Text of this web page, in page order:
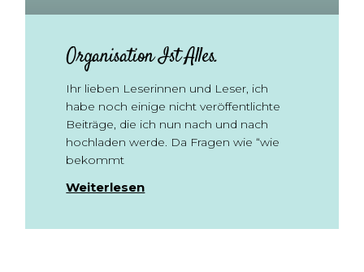
Organisation Ist Alles.
Ihr lieben Leserinnen und Leser, ich
habe noch einige nicht veröffentlichte
Beiträge, die ich nun nach und nach
hochladen werde. Da Fragen wie “wie
bekommt
Weiterlesen